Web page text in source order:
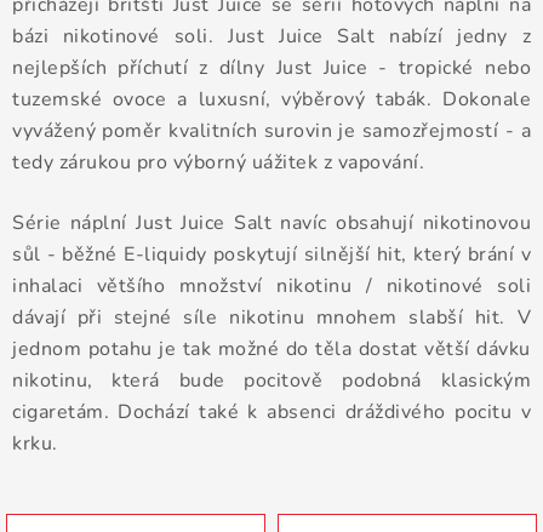
E-LIQUIDY
E-CIGARETY
DÁRKOVÉ VOUCHERY
ATOMIZÉRY A CARTRIDGE
DIY
BATERIE A NABÍJEČKY
bázi nikotinové soli. Just Juice Salt nabízí jedny z
nejlepších příchutí z dílny Just Juice - tropické nebo
tuzemské ovoce a luxusní, výběrový tabák. Dokonale
vyvážený poměr kvalitních surovin je samozřejmostí - a
tedy zárukou pro výborný uážitek z vapování.
Série náplní Just Juice Salt navíc obsahují nikotinovou
sůl - běžné E-liquidy poskytují silnější hit, který brání v
inhalaci většího množství nikotinu / nikotinové soli
dávají při stejné síle nikotinu mnohem slabší hit. V
jednom potahu je tak možné do těla dostat větší dávku
nikotinu, která bude pocitově podobná klasickým
cigaretám. Dochází také k absenci dráždivého pocitu v
krku.